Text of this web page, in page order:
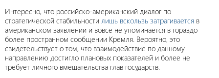
Интересно, что российско-американский диалог по
стратегической стабильности лишь вскользь затрагивается в
американском заявлении и вовсе не упоминается в гораздо
более пространном сообщении Кремля. Вероятно, это
свидетельствует о том, что взаимодействие по данному
направлению достигло плановых показателей и более не
требует личного вмешательства глав государств.